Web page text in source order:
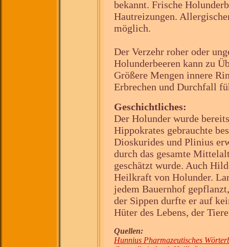
bekannt. Frische
Hautreizungen.
möglich.
Der Verzehr roher oder
Holunderbeeren kann zu
Größere Mengen innere
Erbrechen und Durchfall
Geschichtliches:
Der Holunder wurde
Hippokrates gebrauchte
Dioskurides und Plinius
durch das gesamte
geschätzt wurde. Auch
Heilkraft von Holunder.
jedem Bauernhof
der Sippen durfte er auf
Hüter des Lebens, der
Quellen:
Hunnius Pharmazeutisches